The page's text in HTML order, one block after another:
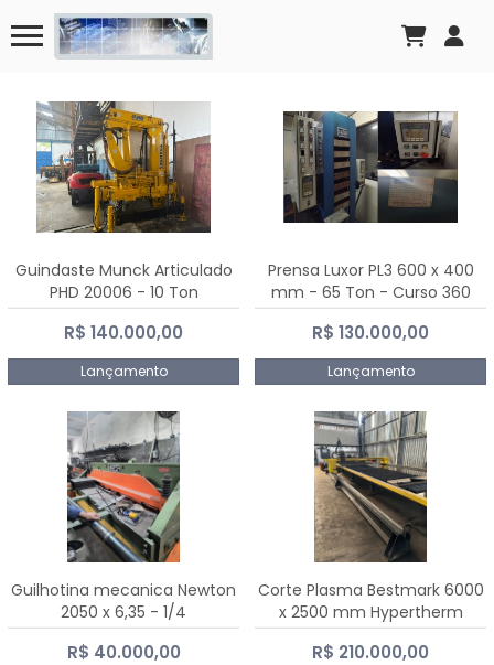
Guindaste Munck Articulado
PHD 20006 - 10 Ton
R$ 140.000,00
Lançamento
Prensa Luxor PL3 600 x 400
mm - 65 Ton - Curso 360
mm
R$ 130.000,00
Lançamento
Guilhotina mecanica Newton
2050 x 6,35 - 1/4
R$ 40.000,00
Corte Plasma Bestmark 6000
x 2500 mm Hypertherm
MaxPro 200
R$ 210.000,00